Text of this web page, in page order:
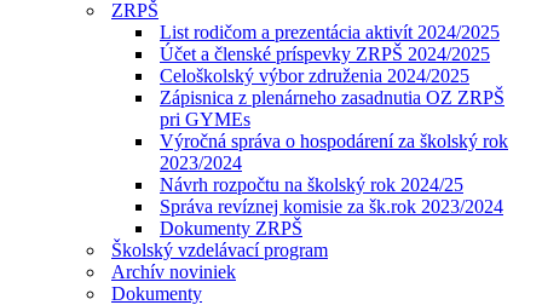
ZRPŠ
List rodičom a prezentácia aktivít 2024/2025
Účet a členské príspevky ZRPŠ 2024/2025
Celoškolský výbor združenia 2024/2025
Zápisnica z plenárneho zasadnutia OZ ZRPŠ
pri GYMEs
Výročná správa o hospodárení za školský rok
2023/2024
Návrh rozpočtu na školský rok 2024/25
Správa revíznej komisie za šk.rok 2023/2024
Dokumenty ZRPŠ
Školský vzdelávací program
Archív noviniek
Dokumenty